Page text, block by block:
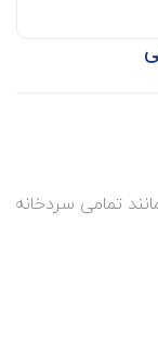
تمامی